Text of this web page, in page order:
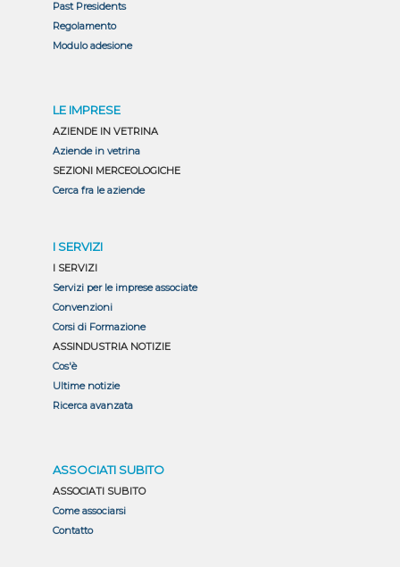
Past Presidents
Regolamento
Modulo adesione
LE IMPRESE
AZIENDE IN VETRINA
Aziende in vetrina
SEZIONI MERCEOLOGICHE
Cerca fra le aziende
I SERVIZI
I SERVIZI
Servizi per le imprese associate
Convenzioni
Corsi di Formazione
ASSINDUSTRIA NOTIZIE
Cos'è
Ultime notizie
Ricerca avanzata
ASSOCIATI SUBITO
ASSOCIATI SUBITO
Come associarsi
Contatto